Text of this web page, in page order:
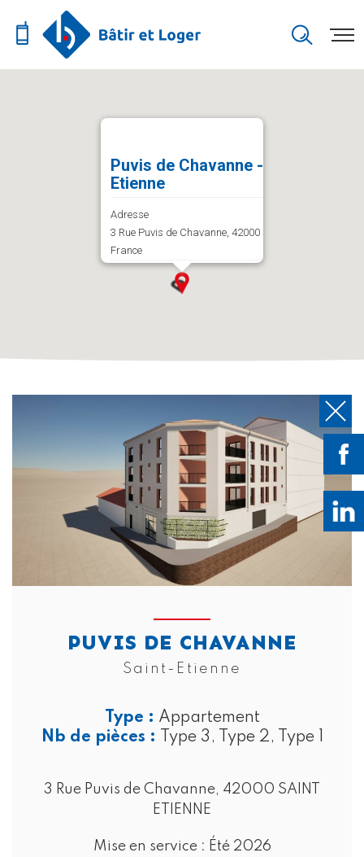
Puvis de Chavanne - Saint-
Etienne
Adresse
3 Rue Puvis de Chavanne, 42000 Saint-Étienne,
France
PUVIS DE CHAVANNE
Saint-Etienne
Type : Appartement
Nb de pièces : Type 3, Type 2, Type 1
3 Rue Puvis de Chavanne, 42000 SAINT
ETIENNE
Mise en service : Été 2026